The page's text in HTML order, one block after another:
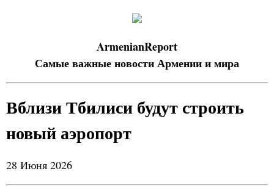
ArmenianReport
Самые важные новости Армении и мира
Вблизи Тбилиси будут строить
новый аэропорт
28 Июня 2026